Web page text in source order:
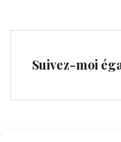
Suivez-moi